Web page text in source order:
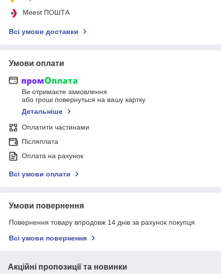
Meest ПОШТА
Всі умови доставки
Умови оплати
Ви отримаєте замовлення
або гроші повернуться на вашу картку
Детальніше
Оплатити частинами
Післяплата
Оплата на рахунок
Всі умови оплати
Умови повернення
Повернення товару впродовж 14 днів за рахунок покупця
Всі умови повернення
Акційні пропозиції та новинки